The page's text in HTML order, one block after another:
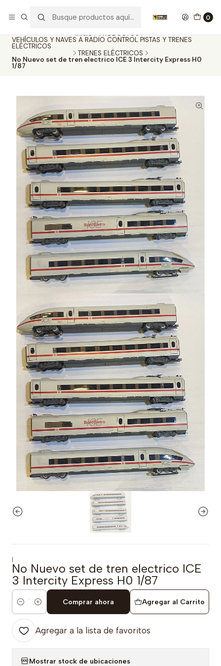
0
Inicio PRODUCTOS
VEHÍCULOS Y NAVES A RADIO CONTROL PISTAS Y TRENES
ELÉCTRICOS
TRENES ELÉCTRICOS
No Nuevo set de tren electrico ICE 3 Intercity Express H0
1/87
|
No Nuevo set de tren electrico ICE
3 Intercity Express H0 1/87
Cantidad
Agregar al Carrito
Comprar ahora
Agregar a la lista de favoritos
Mostrar stock de ubicaciones